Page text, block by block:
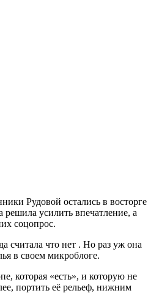
Рудовой остались в восторге
решила усилить впечатление, а
соцопрос.
считала что нет . Но раз уж она
в своем микроблоге.
которая «есть», и которую не
портить её рельеф, нижним